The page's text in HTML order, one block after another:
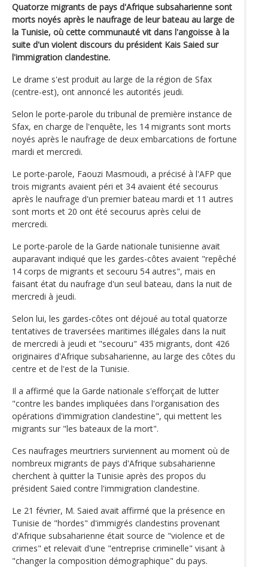
Quatorze migrants de pays d'Afrique subsaharienne sont
morts noyés après le naufrage de leur bateau au large de
la Tunisie, où cette communauté vit dans l'angoisse à la
suite d'un violent discours du président Kais Saied sur
l'immigration clandestine.
Le drame s'est produit au large de la région de Sfax
(centre-est), ont annoncé les autorités jeudi.
Selon le porte-parole du tribunal de première instance de
Sfax, en charge de l'enquête, les 14 migrants sont morts
noyés après le naufrage de deux embarcations de fortune
mardi et mercredi.
Le porte-parole, Faouzi Masmoudi, a précisé à l'AFP que
trois migrants avaient péri et 34 avaient été secourus
après le naufrage d'un premier bateau mardi et 11 autres
sont morts et 20 ont été secourus après celui de
mercredi.
Le porte-parole de la Garde nationale tunisienne avait
auparavant indiqué que les gardes-côtes avaient "repêché
14 corps de migrants et secouru 54 autres", mais en
faisant état du naufrage d'un seul bateau, dans la nuit de
mercredi à jeudi.
Selon lui, les gardes-côtes ont déjoué au total quatorze
tentatives de traversées maritimes illégales dans la nuit
de mercredi à jeudi et "secouru" 435 migrants, dont 426
originaires d'Afrique subsaharienne, au large des côtes du
centre et de l'est de la Tunisie.
Il a affirmé que la Garde nationale s'efforçait de lutter
"contre les bandes impliquées dans l'organisation des
opérations d'immigration clandestine", qui mettent les
migrants sur "les bateaux de la mort".
Ces naufrages meurtriers surviennent au moment où de
nombreux migrants de pays d'Afrique subsaharienne
cherchent à quitter la Tunisie après des propos du
président Saied contre l'immigration clandestine.
Le 21 février, M. Saied avait affirmé que la présence en
Tunisie de "hordes" d'immigrés clandestins provenant
d'Afrique subsaharienne était source de "violence et de
crimes" et relevait d'une "entreprise criminelle" visant à
"changer la composition démographique" du pays.